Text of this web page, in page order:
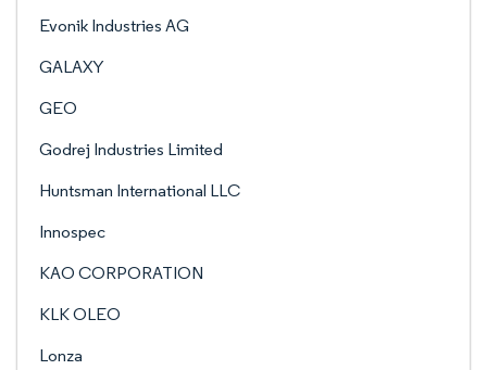
Evonik Industries AG
GALAXY
GEO
Godrej Industries Limited
Huntsman International LLC
Innospec
KAO CORPORATION
KLK OLEO
Lonza